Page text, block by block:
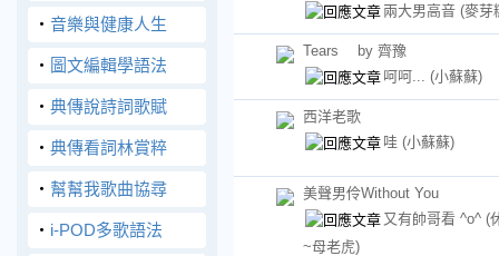
‧ 音樂與健康人生
‧ 圖文編輯學語法
‧ 典傳說詩詞歌賦
‧ 典傳看詞林賞粹
‧ 幫幫我歌曲協尋
‧ i-POD多歌語法
兩大男高音 (麥芽
Tears by 齊豫
呵呵... (小蘇蘇)
西洋老歌
哇 (小蘇蘇)
美聲男伶Without You
又有帥哥看 ^o^ (
~母老虎)